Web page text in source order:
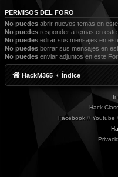
PERMISOS DEL FORO
No puedes abrir nuevos temas en
No puedes responder a temas en
No puedes editar sus mensajes en
No puedes borrar sus mensajes en
No puedes enviar adjuntos en este
HackM365 Índice
Hack
Facebook // Youtube